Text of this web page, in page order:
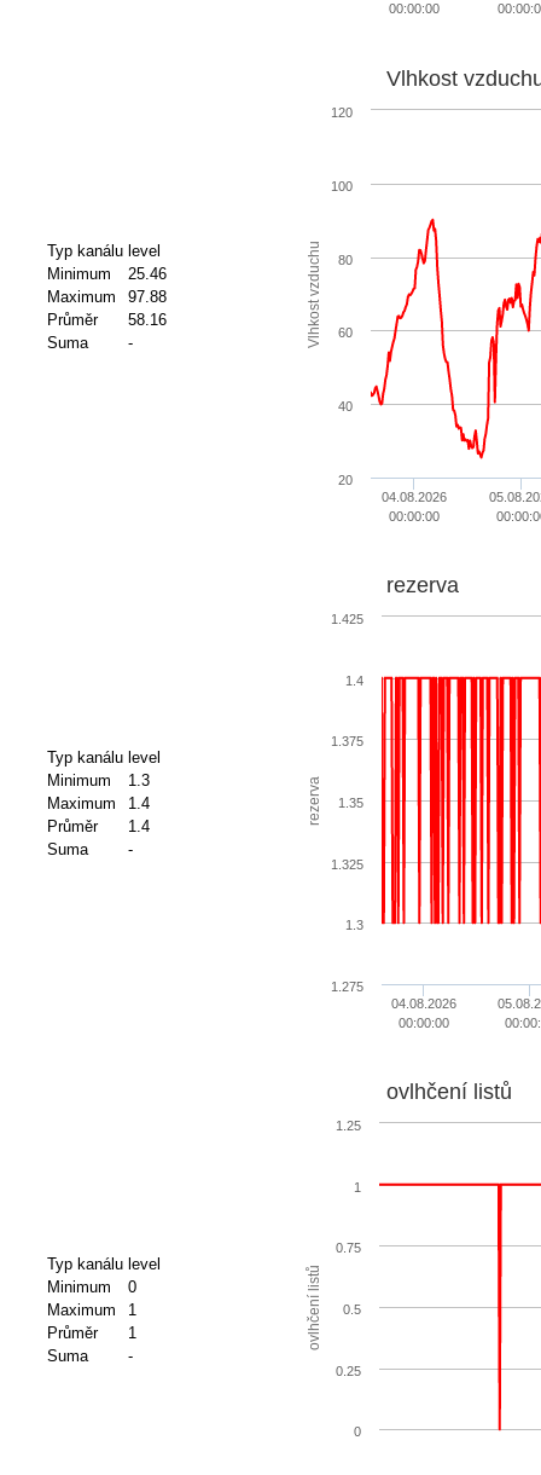
00:00:00
Typ kanálu level
Minimum
25.46
Maximum
97.88
Průměr
58.16
Suma
- Vlhkost vzduchu
Vlhkost
04.08.2026
00:00:00
20
40
60
80
100
120
Typ kanálu level
Minimum
1.3
Maximum
1.4
Průměr
1.4
Suma
-
rezerva
rezerva
04.08.2026
00:00:00
1.275
1.3
1.325
1.35
1.375
1.4
1.425
Typ kanálu level
Minimum
0
Maximum
1
Průměr
1
Suma
-
ovlhčení listů
ovlhčení listů
0
0.25
0.5
0.75
1
1.25